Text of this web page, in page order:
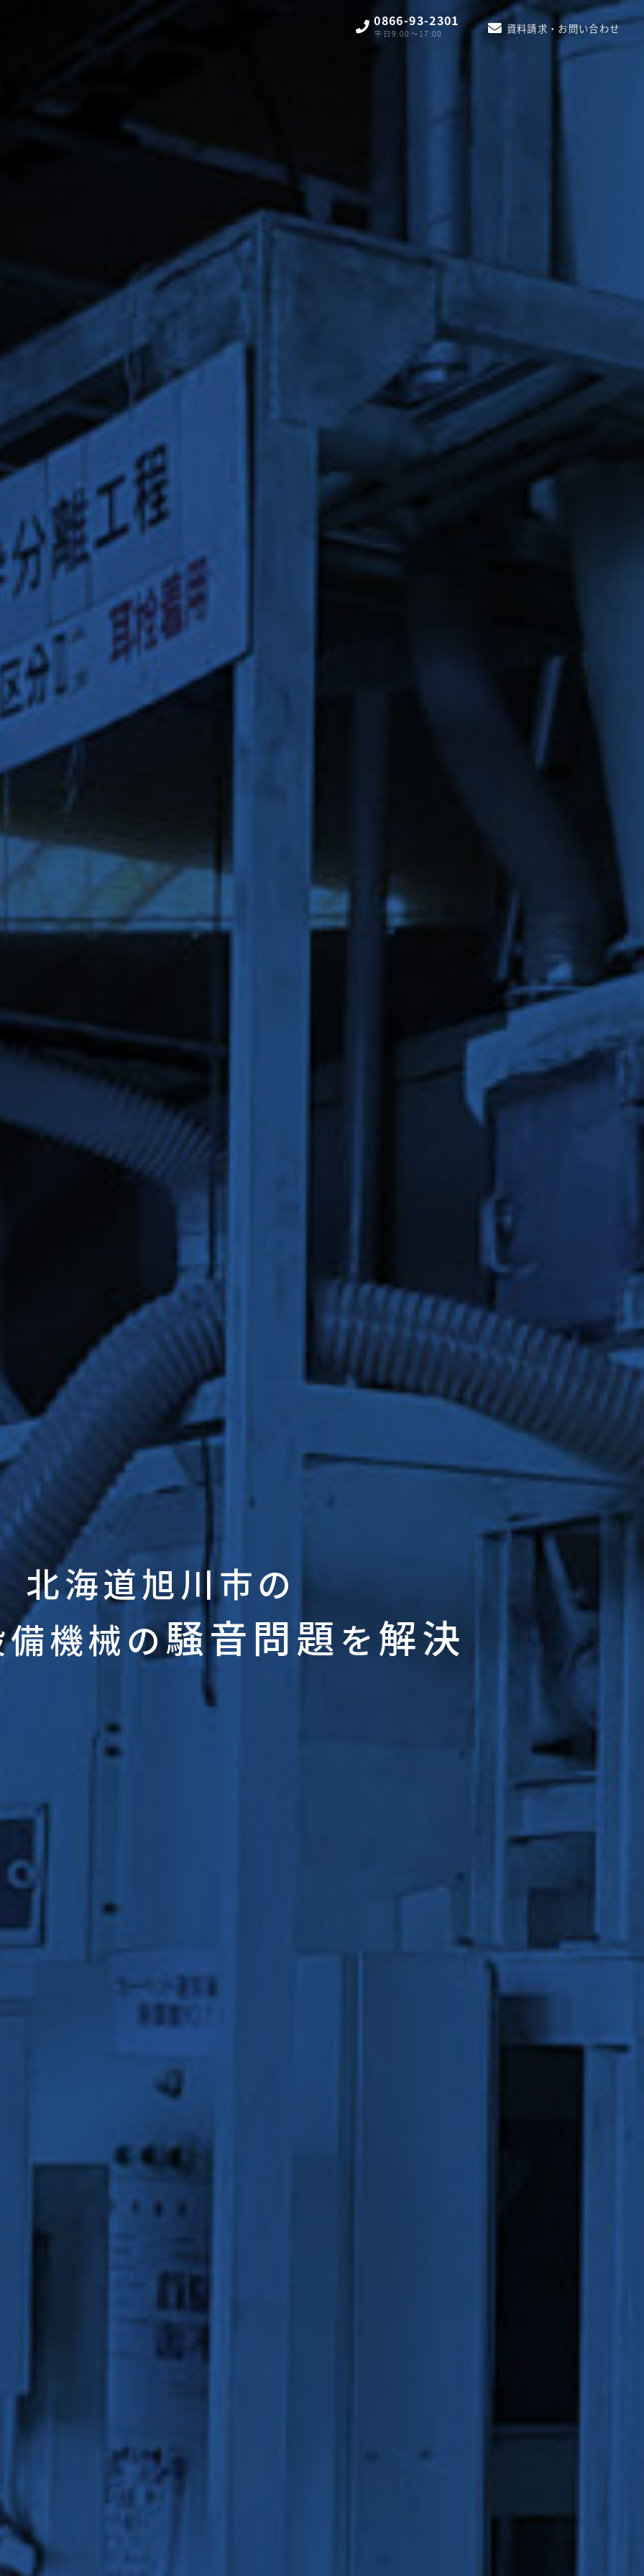
0866-93-2301
平日9:00〜17:00 資料請求・お問い合わせ
北海道旭川市の
機械の騒音問題を解決